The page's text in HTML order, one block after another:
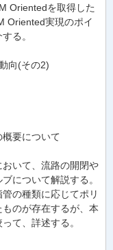
Orientedを取得した
Oriented実現のポイ
る。
向(その2)
要について
いて、流路の開閉や
について解説する。
の種類に応じてポリ
のが存在するが、本
て、詳述する。